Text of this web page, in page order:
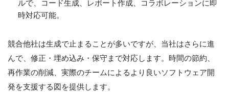
ルで、コード生成、レポート作成、コラボレーションに即
時対応可能。
競合他社は生成で止まることが多いですが、当社はさらに進
んで、修正・埋め込み・保守まで対応します。時間の節約、
再作業の削減、実際のチームによるより良いソフトウェア開
発を支援する図を提供します。